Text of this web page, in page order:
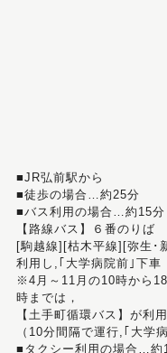
■JR弘前駅から
■徒歩の場合…約25分
■バス利用の場合…約15分
【路線バス】６番のりば
[駒越線][枯木平線][弥生･
利用し,｢大学病院前｣下車
※4月～11月の10時から
時までは，
【土手町循環バス】が利
（10分間隔で運行,｢大学
■タクシー利用の場合…約